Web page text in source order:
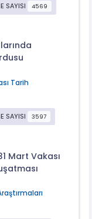
SAYISI 4569
Tarih
SAYISI 3597
Mart Vakası